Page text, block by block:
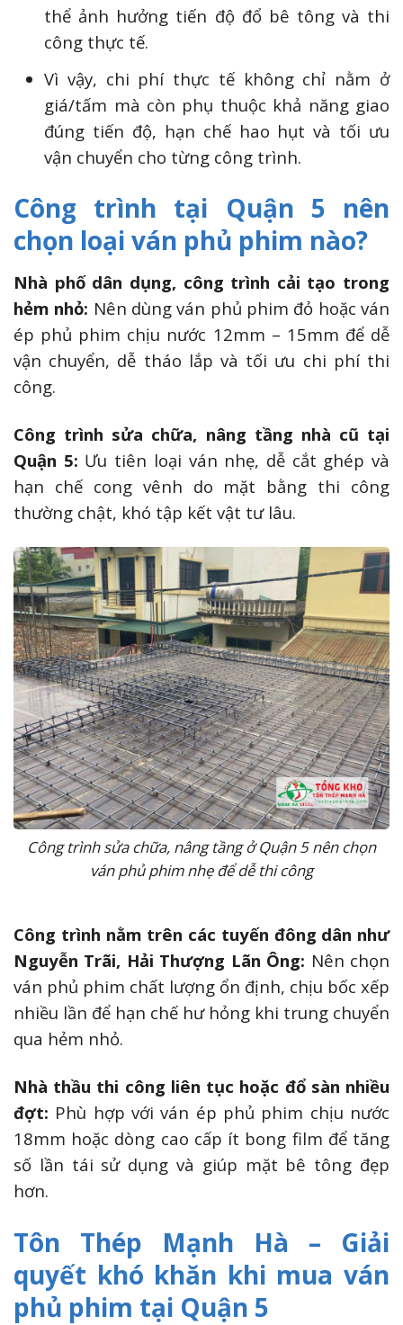
thể ảnh hưởng tiến độ đổ bê tông và thi
công thực tế.
Vì vậy, chi phí thực tế không chỉ nằm ở
giá/tấm mà còn phụ thuộc khả năng giao
đúng tiến độ, hạn chế hao hụt và tối ưu
vận chuyển cho từng công trình.
Công trình tại Quận 5 nên
chọn loại ván phủ phim nào?
Nhà phố dân dụng, công trình cải tạo trong
hẻm nhỏ: Nên dùng ván phủ phim đỏ hoặc ván
ép phủ phim chịu nước 12mm – 15mm để dễ
vận chuyển, dễ tháo lắp và tối ưu chi phí thi
công.
Công trình sửa chữa, nâng tầng nhà cũ tại
Quận 5: Ưu tiên loại ván nhẹ, dễ cắt ghép và
hạn chế cong vênh do mặt bằng thi công
thường chật, khó tập kết vật tư lâu.
Công trình sửa chữa, nâng tầng ở Quận 5 nên chọn
ván phủ phim nhẹ để dễ thi công
Công trình nằm trên các tuyến đông dân như
Nguyễn Trãi, Hải Thượng Lãn Ông: Nên chọn
ván phủ phim chất lượng ổn định, chịu bốc xếp
nhiều lần để hạn chế hư hỏng khi trung chuyển
qua hẻm nhỏ.
Nhà thầu thi công liên tục hoặc đổ sàn nhiều
đợt: Phù hợp với ván ép phủ phim chịu nước
18mm hoặc dòng cao cấp ít bong film để tăng
số lần tái sử dụng và giúp mặt bê tông đẹp
hơn.
Tôn Thép Mạnh Hà – Giải
quyết khó khăn khi mua ván
phủ phim tại Quận 5